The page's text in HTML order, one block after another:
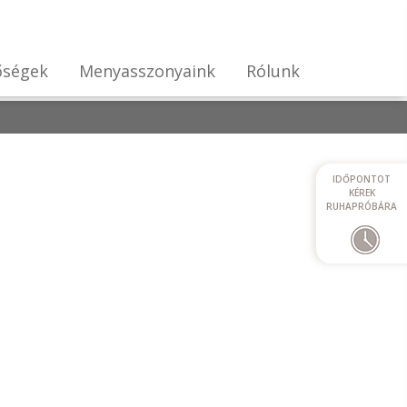
Menyasszonyaink Rólunk
IDŐPONTOT
KÉREK
RUHAPRÓBÁRA